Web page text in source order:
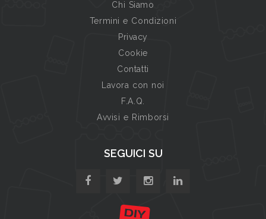
Chi Siamo
Termini e Condizioni
Privacy
Cookie
Contatti
Lavora con noi
F.A.Q.
Avvisi e Rimborsi
SEGUICI SU